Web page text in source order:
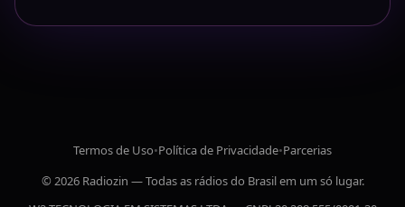
Termos de Uso•Política de Privacidade•Parcerias
© 2026 Radiozin — Todas as rádios do Brasil em um só lugar.